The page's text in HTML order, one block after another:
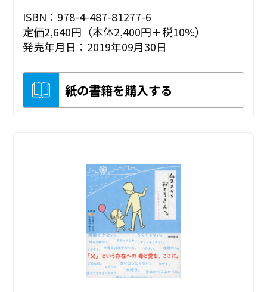
ISBN：978-4-487-81277-6
定価2,640円（本体2,400円＋税10%）
発売年月日：2019年09月30日
紙の書籍を購入する